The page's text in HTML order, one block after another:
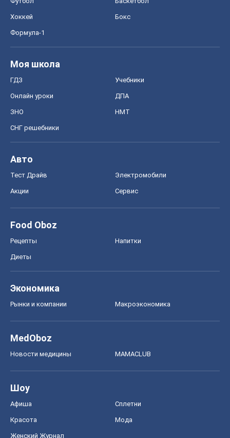
Хоккей Бокс
Формула-1
Моя школа
ГДЗ Учебники
Онлайн уроки ДПА
ЗНО НМТ
СНГ решебники
Авто
Тест Драйв Электромобили
Акции Сервис
Food Oboz
Рецепты Напитки
Диеты
Экономика
Рынки и компании Mакроэкономика
MedOboz
Новости медицины MAMACLUB
Шоу
Афиша Сплетни
Красота Мода
Женский Журнал